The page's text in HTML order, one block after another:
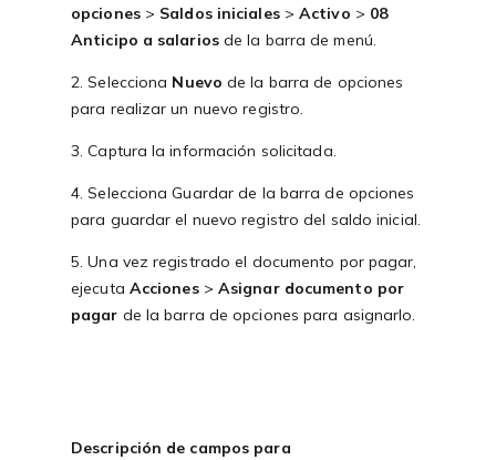
opciones> Saldos iniciales>Activo > 08
Anticipo a salarios de la barra de menú.
2. Selecciona Nuevo de la barra de opciones
para realizar un nuevo registro.
3. Captura la información solicitada.
4. Selecciona Guardar de la barra de opciones
para guardar el nuevo registro del saldo inicial.
5. Una vez registrado el documento por pagar,
ejecuta Acciones> Asignar documento por
pagar de la barra de opciones para asignarlo.
Descripción de campos para